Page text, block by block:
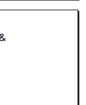
Sales-
passgenauer
begleitest Du
die
Abschluss